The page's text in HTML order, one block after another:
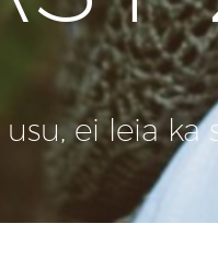
ei leia ka